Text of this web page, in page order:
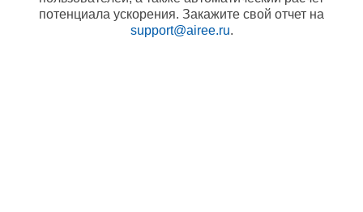
потенциала ускорения. Закажите свой отчет на
support@airee.ru.